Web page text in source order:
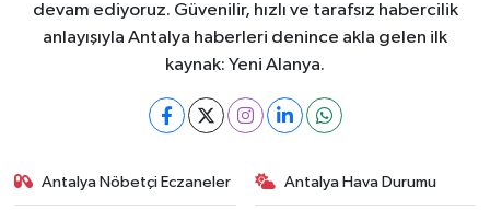
devam ediyoruz. Güvenilir, hızlı ve tarafsız habercilik
anlayışıyla Antalya haberleri denince akla gelen ilk
kaynak: Yeni Alanya.
Antalya Nöbetçi Eczaneler Antalya Hava Durumu